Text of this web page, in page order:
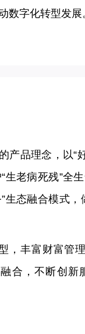
数字化转型发展
产品理念，以“
老病死残”全
生态融合模式
，丰富财富管
合，不断创